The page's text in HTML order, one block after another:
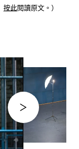
按此閱讀原文。）